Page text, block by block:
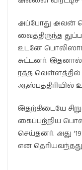
அப்போது அவன்
வைத்திருந்த
உடனே பொலிஸார்
சுட்டனர்.
ரத்த
ஆஸ்பத்திரியில்
இதற்கிடையே
கைப்பற்றிய
செய்தனர். அது
என